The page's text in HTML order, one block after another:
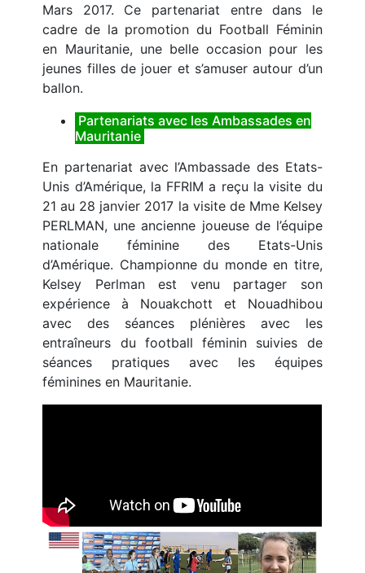
Mars 2017. Ce partenariat entre dans le
cadre de la promotion du Football Féminin
en Mauritanie, une belle occasion pour les
jeunes filles de jouer et s’amuser autour d’un
ballon.
Partenariats avec les Ambassades en
Mauritanie
En partenariat avec l’Ambassade des Etats-
Unis d’Amérique, la FFRIM a reçu la visite du
21 au 28 janvier 2017 la visite de Mme Kelsey
PERLMAN, une ancienne joueuse de l’équipe
nationale féminine des Etats-Unis
d’Amérique. Championne du monde en titre,
Kelsey Perlman est venu partager son
expérience à Nouakchott et Nouadhibou
avec des séances plénières avec les
entraîneurs du football féminin suivies de
séances pratiques avec les équipes
féminines en Mauritanie.